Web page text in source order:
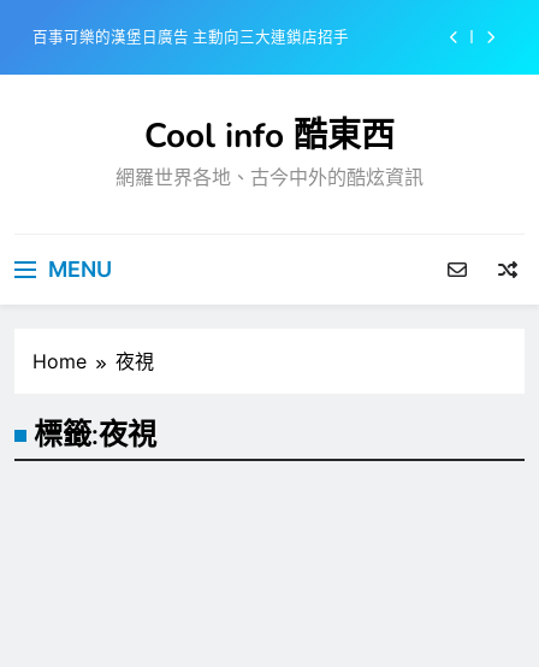
content
百事可樂的漢堡日廣告 主動向三大連鎖店招手
戴著金牌的醬油瓶 市佔率第一的龜甲萬廣告
感動落淚也笑到流淚的斷髮式
Cool info 酷東西
網羅世界各地、古今中外的酷炫資訊
MENU
Home 夜視
標籤:夜視